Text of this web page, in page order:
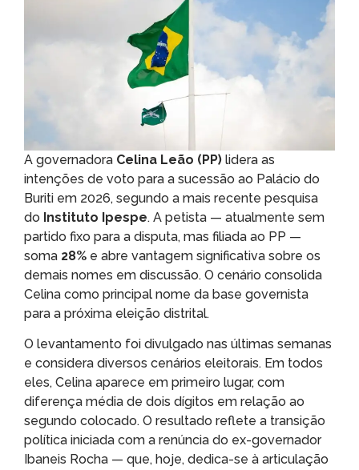
A governadora Celina Leão (PP) lidera as
intenções de voto para a sucessão ao Palácio do
Buriti em 2026, segundo a mais recente pesquisa
do Instituto Ipespe. A petista — atualmente sem
partido fixo para a disputa, mas filiada ao PP —
soma 28% e abre vantagem significativa sobre os
demais nomes em discussão. O cenário consolida
Celina como principal nome da base governista
para a próxima eleição distrital.
O levantamento foi divulgado nas últimas semanas
e considera diversos cenários eleitorais. Em todos
eles, Celina aparece em primeiro lugar, com
diferença média de dois dígitos em relação ao
segundo colocado. O resultado reflete a transição
política iniciada com a renúncia do ex-governador
Ibaneis Rocha — que, hoje, dedica-se à articulação